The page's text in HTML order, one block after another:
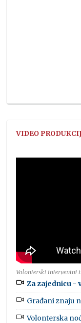
VIDEO
Volonterski interventni
Za zajednicu
Građani znaju
Volonterska